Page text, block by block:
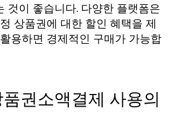
것이 좋습니다. 다양한 플랫폼은
상품권에 대한 할인 혜택을 제
용하면 경제적인 구매가 가능합
권소액결제 사용의